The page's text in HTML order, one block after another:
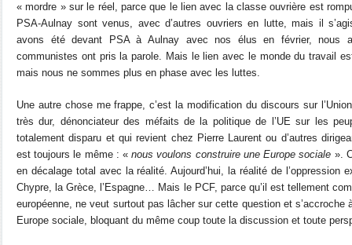
« mordre » sur le réel, parce que le lien avec la classe ouvrière est
PSA-Aulnay sont venus, avec d’autres ouvriers en lutte, mais il
avons été devant PSA à Aulnay avec nos élus en février, nous
communistes ont pris la parole. Mais le lien avec le monde du travail
mais nous ne sommes plus en phase avec les luttes.
Une autre chose me frappe, c’est la modification du discours sur
très dur, dénonciateur des méfaits de la politique de l’UE sur les
totalement disparu et qui revient chez Pierre Laurent ou d’autres
est toujours le même : «nous voulons construire une Europe sociale ».
en décalage total avec la réalité. Aujourd’hui, la réalité de l’oppression
Chypre, la Grèce, l’Espagne… Mais le PCF, parce qu’il est tellement
européenne, ne veut surtout pas lâcher sur cette question et s’accroche
Europe sociale, bloquant du même coup toute la discussion et toute